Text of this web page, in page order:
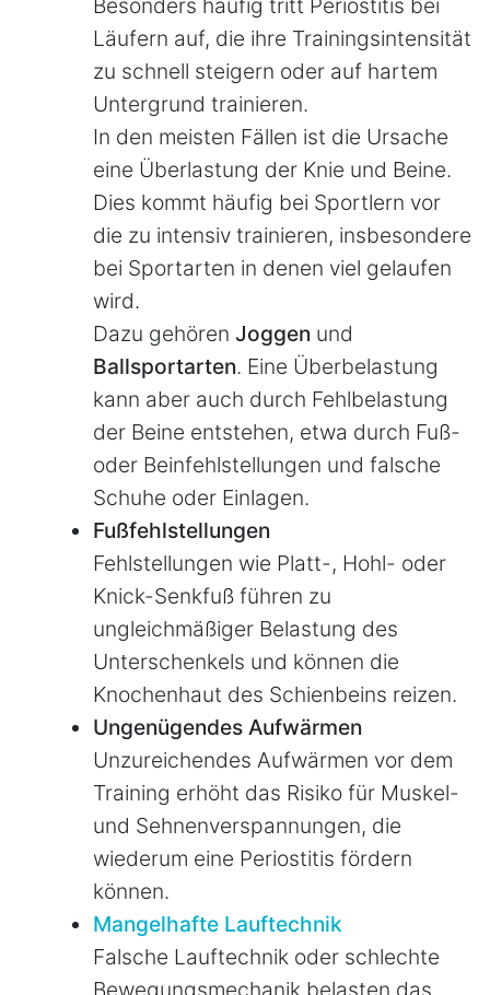
Besonders häufig tritt Periostitis bei
Läufern auf, die ihre Trainingsintensität
zu schnell steigern oder auf hartem
Untergrund trainieren.
In den meisten Fällen ist die Ursache
eine Überlastung der Knie und Beine.
Dies kommt häufig bei Sportlern vor
die zu intensiv trainieren, insbesondere
bei Sportarten in denen viel gelaufen
wird.
Dazu gehören Joggen und
Ballsportarten. Eine Überbelastung
kann aber auch durch Fehlbelastung
der Beine entstehen, etwa durch Fuß-
oder Beinfehlstellungen und falsche
Schuhe oder Einlagen.
Fußfehlstellungen
Fehlstellungen wie Platt-, Hohl- oder
Knick-Senkfuß führen zu
ungleichmäßiger Belastung des
Unterschenkels und können die
Knochenhaut des Schienbeins reizen.
Ungenügendes Aufwärmen
Unzureichendes Aufwärmen vor dem
Training erhöht das Risiko für Muskel-
und Sehnenverspannungen, die
wiederum eine Periostitis fördern
können.
Mangelhafte Lauftechnik
Falsche Lauftechnik oder schlechte
Bewegungsmechanik belasten das